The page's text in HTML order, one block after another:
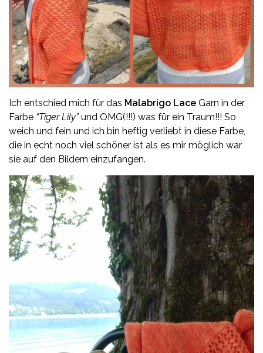
Ich entschied mich für das Malabrigo Lace Garn in der
Farbe “Tiger Lily”und OMG(!!!) was für ein Traum!!! So
weich und fein und ich bin heftig verliebt in diese Farbe,
die in echt noch viel schöner ist als es mir möglich war
sie auf den Bildern einzufangen.